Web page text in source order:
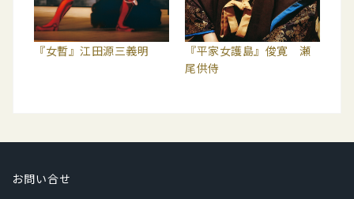
『女暫』江田源三義明
『平家女護島』俊寛 瀬
尾供侍
お問い合せ